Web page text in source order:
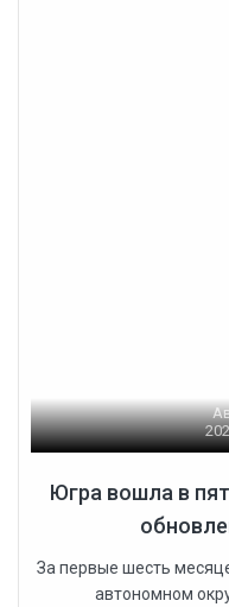
Югра вошла в
За первые шесть
автономном